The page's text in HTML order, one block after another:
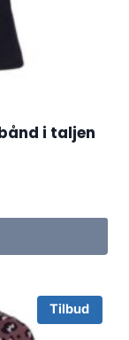
i taljen
Tilbud